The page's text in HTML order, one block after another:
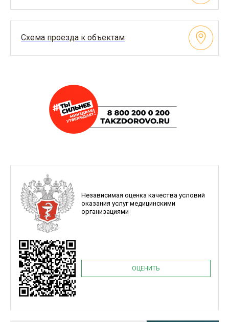
Схема проезда к объектам
Независимая оценка качества условий
оказания услуг медицинскими
организациями
ОЦЕНИТЬ